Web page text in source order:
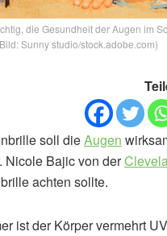
die Gesundheit der Augen im
Sunny studio/stock.adobe.com)
soll dieAugen
Nicole Bajic von der
achten sollte.
ist der Körper vermehrt